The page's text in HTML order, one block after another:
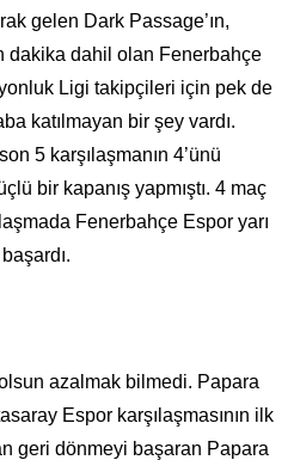
gelen Dark Passage’ın,
dakika dahil olan Fenerbahçe
Ligi takipçileri için pek de
katılmayan bir şey vardı.
5 karşılaşmanın 4’ünü
bir kapanış yapmıştı. 4 maç
Fenerbahçe Espor yarı
azalmak bilmedi. Papara
Espor karşılaşmasının ilk
geri dönmeyi başaran Papara